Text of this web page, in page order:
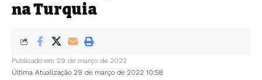
na Turquia
Última Atualização 29 de março de 2022 10:58
Publicado em 29 de março de 2022